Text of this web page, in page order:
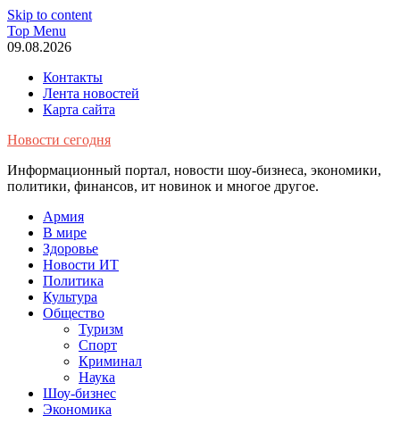
Skip to content
Top Menu
09.08.2026
Контакты
Лента новостей
Карта сайта
Новости сегодня
Информационный портал, новости шоу-бизнеса, экономики,
политики, финансов, ит новинок и многое другое.
Армия
В мире
Здоровье
Новости ИТ
Политика
Культура
Общество
Туризм
Спорт
Криминал
Наука
Шоу-бизнес
Экономика